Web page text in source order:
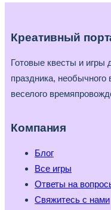
Креативный
Готовые квесты и
праздника, необычного
веселого
Компания
Блог
Все игры
Ответы на
Свяжитесь с нами